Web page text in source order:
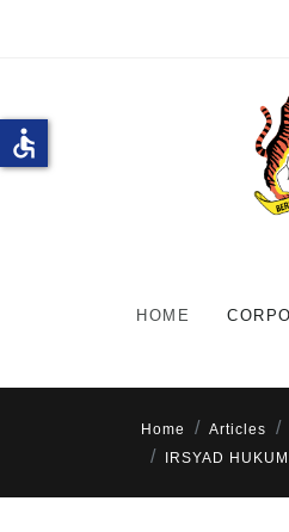
HOME
Home Articles
IRSYAD
accessible